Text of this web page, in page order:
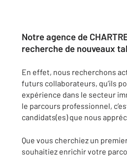
Notre agence de
recherche de nouveaux
En effet, nous recherchons
futurs collaborateurs, qu’ils
expérience dans le secteur
le parcours professionnel,
candidats(es) que nous
Que vous cherchiez un
souhaitiez enrichir votre